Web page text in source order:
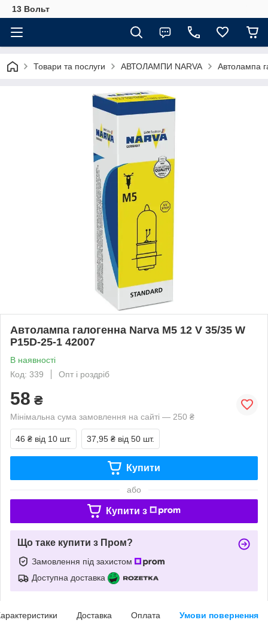
13 Вольт
Товари та послуги АВТОЛАМПИ NARVA Автолампа
Автолампа галогенна Narva M5 12 V 35/35 W
P15D-25-1 42007
В наявності
Код: 339
Опт і роздріб
58 ₴
Мінімальна сума замовлення на сайті — 250 ₴
46 ₴ від 10 шт. 37,95 ₴ від 50 шт.
Купити
або
Купити з
Що таке купити з Пром?
Замовлення під захистом
Доступна доставка
Доставка Оплата Умови повернення